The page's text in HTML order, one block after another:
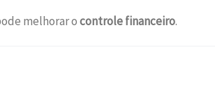
melhorar ocontrole financeiro.